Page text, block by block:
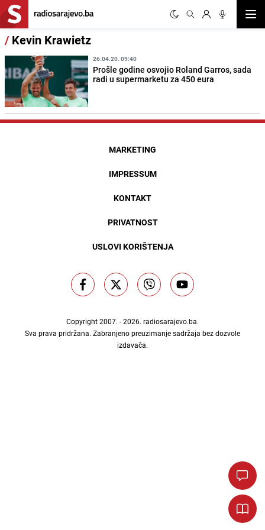
/ Kevin Krawietz
26.04.20. 09:40
Prošle godine osvojio Roland Garros, sada
radi u supermarketu za 450 eura
MARKETING
IMPRESSUM
KONTAKT
PRIVATNOST
USLOVI KORIŠTENJA
Copyright 2007. - 2026. radiosarajevo.ba.
Sva prava pridržana. Zabranjeno preuzimanje sadržaja bez dozvole
izdavača.